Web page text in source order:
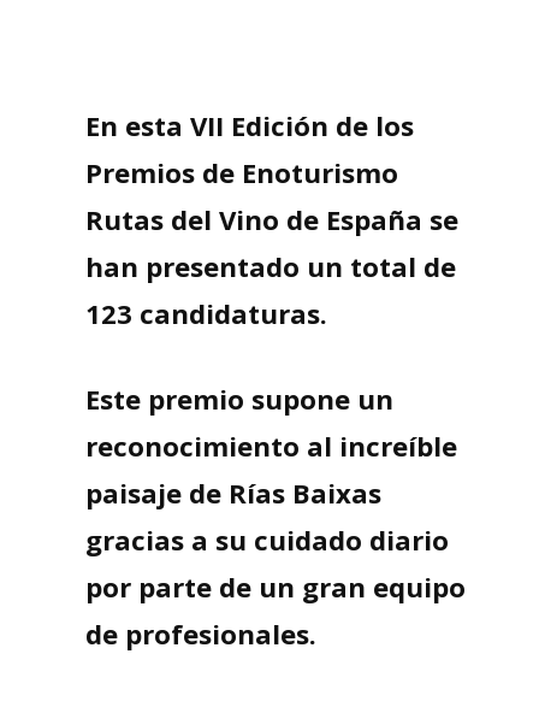
En esta VII Edición de los
Premios de Enoturismo
Rutas del Vino de España se
han presentado un total de
123 candidaturas.
Este premio supone un
reconocimiento al increíble
paisaje de Rías Baixas
gracias a su cuidado diario
por parte de un gran equipo
de profesionales.